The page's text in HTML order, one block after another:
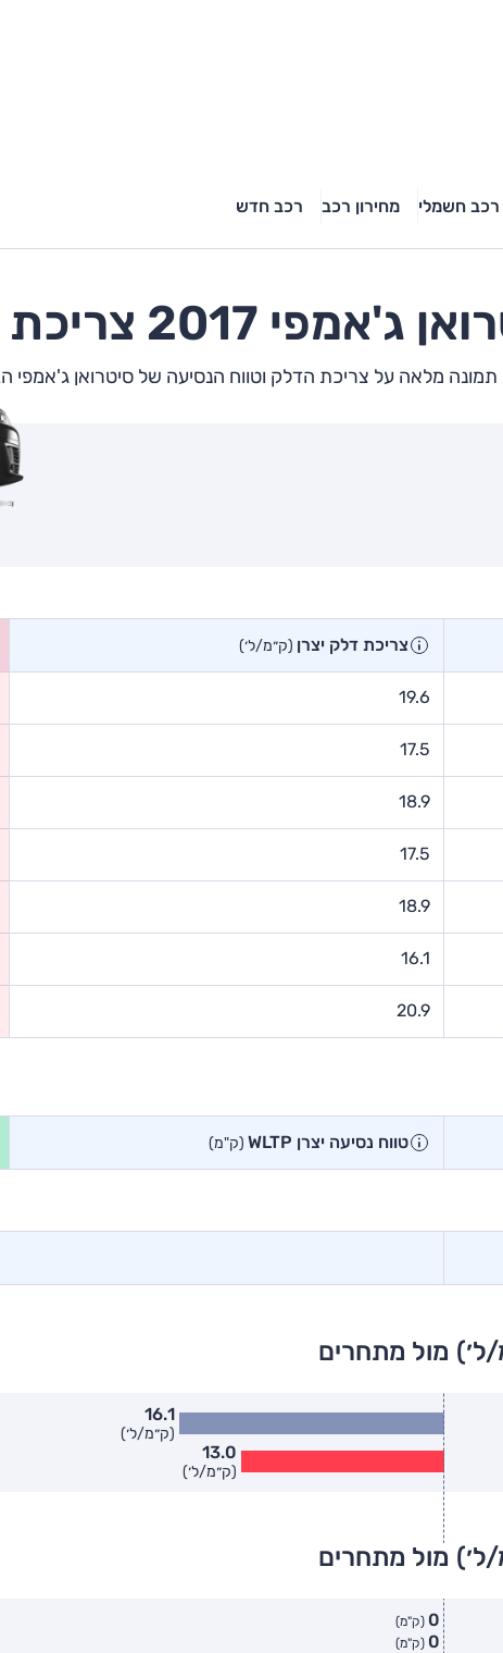
רכב חשמלי מחירון רכב רכב חדש
ג'אמפי
מלאה על צריכת הדלק וטווח הנסיעה של סיטרואן ג'אמפי
צריכת דלק יצרן (ק״מ/ל׳)
19.6
17.5
18.9
17.5
18.9
16.1
20.9
טווח נסיעה יצרן WLTP (ק"מ)
מול מתחרים
16.1
(ק״מ/ל׳)
13.0
(ק״מ/ל׳)
מול מתחרים
0 (ק"מ)
0 (ק"מ)